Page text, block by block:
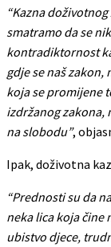
“Kazna
smatramo da se
kontradiktornost
gdje se naš zakon,
koja se promijene
izdržanog zakona,
na slobodu”,
Ipak, doživotna
“Prednosti su da
neka lica koja čine
ubistvo djece,